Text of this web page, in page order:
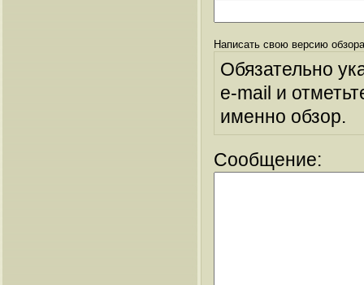
Написать свою версию
Обязательно
e-mail и
именно обзор.
Сообщение: